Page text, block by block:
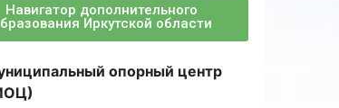
Навигатор дополнительного
Иркутской области
опорный центр